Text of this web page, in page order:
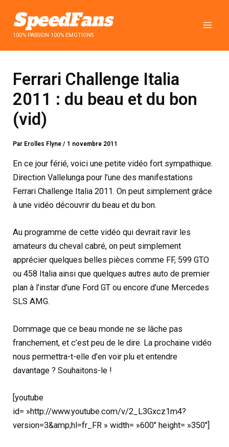
contenu100% PASSION 100% EMOTIONS
Ferrari Challenge Italia
2011 : du beau et du bon
(vid)
Par Erolles Flyne/ 1 novembre 2011
En ce jour férié, voici une petite vidéo fort sympathique.
Direction Vallelunga pour l’une des manifestations
Ferrari Challenge Italia 2011. On peut simplement grâce
à une vidéo découvrir du beau et du bon.
Au programme de cette vidéo qui devrait ravir les
amateurs du cheval cabré, on peut simplement
apprécier quelques belles pièces comme FF, 599 GTO
ou 458 Italia ainsi que quelques autres auto de premier
plan à l’instar d’une Ford GT ou encore d’une Mercedes
SLS AMG.
Dommage que ce beau monde ne se lâche pas
franchement, et c’est peu de le dire. La prochaine vidéo
nous permettra-t-elle d’en voir plu et entendre
davantage ? Souhaitons-le !
[youtube
id= »http://www.youtube.com/v/2_L3Gxcz1m4?
version=3&amp;hl=fr_FR » width= »600″ height= »350″]